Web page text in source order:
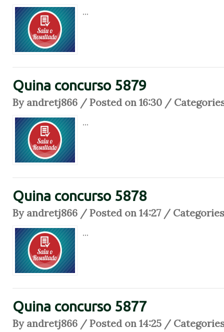
...
Quina concurso 5879
By andretj866 / Posted on 16:30 /
...
Quina concurso 5878
By andretj866 / Posted on 14:27 /
...
Quina concurso 5877
By andretj866 / Posted on 14:25 /